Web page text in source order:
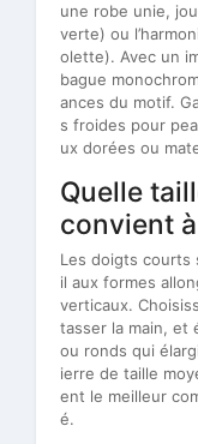
une robe unie,
verte) ou
olette). Avec un
bague
ances du motif.
s froides pour
ux dorées ou
Quelle
convient
Les doigts courts
il aux formes
verticaux.
tasser la main, et
ou ronds qui
ierre de taille
ent le meilleur
é.